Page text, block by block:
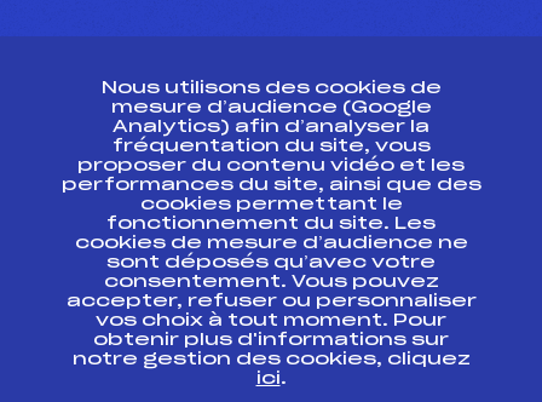
ESPACE PRESSE
Ressources
Pass’Neige
Projet sportif fédéral
Projet de performance fédéral
Antidopage
Pôle Développement, Formation, Suivi
Scientifique
Listes ministérielles
Pôle vie de l’athlète
Nous utilisons des cookies de
mesure d’audience (Google
Analytics) afin d’analyser la
fréquentation du site, vous
proposer du contenu vidéo et les
performances du site, ainsi que des
cookies permettant le
fonctionnement du site. Les
cookies de mesure d’audience ne
sont déposés qu’avec votre
consentement. Vous pouvez
accepter, refuser ou personnaliser
vos choix à tout moment. Pour
obtenir plus d'informations sur
notre gestion des cookies, cliquez
ici.